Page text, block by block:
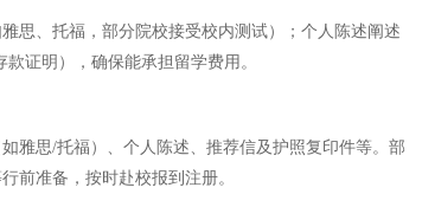
思、托福，部分院校接受校内测试）；个人陈述阐述
证明），确保能承担留学费用。
雅思/托福）、个人陈述、推荐信及护照复印件等。部
前准备，按时赴校报到注册。